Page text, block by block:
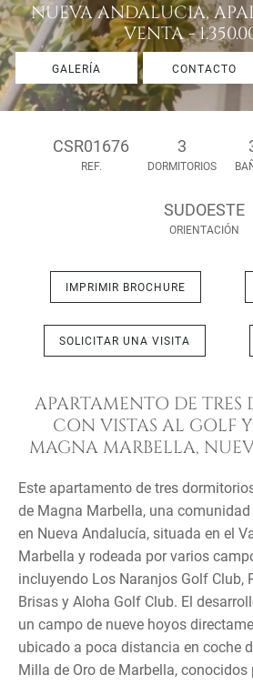
NUEVA ANDALUCIA,
VENTA -
GALERÍA CONTACTO
CSR01676
REF.
3
DORMITORIOS
SUDOESTE
ORIENTACIÓN
IMPRIMIR BROCHURE
SOLICITAR UNA VISITA
APARTAMENTO DE TRES
CON VISTAS AL GOLF
MAGNA MARBELLA,
Este apartamento de tres
de Magna Marbella, una
en Nueva Andalucía, situada en el
Marbella y rodeada por varios
incluyendo Los Naranjos Golf Club,
Brisas y Aloha Golf Club. El
un campo de nueve hoyos
ubicado a poca distancia en coche
Milla de Oro de Marbella, conocidos